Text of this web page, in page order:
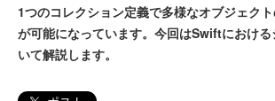
1つのコレクション定義で多様なオブジェク
が可能になっています。今回はSwiftにおけ
いて解説します。